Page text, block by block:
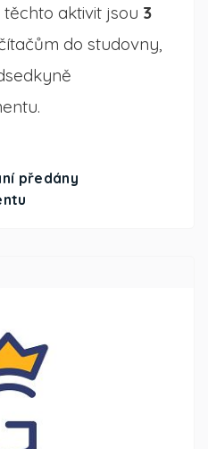
předány
aktivit jsou 3
do studovny,